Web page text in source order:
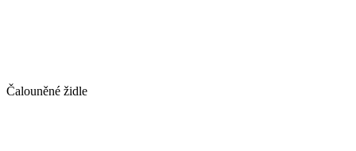
Čalouněné židle